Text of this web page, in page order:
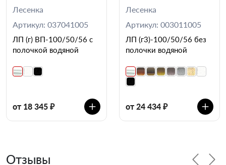
Лесенка
Артикул: 037041005
ЛП (г) ВП-100/50/56 с
полочкой водяной
от 18 345 ₽
Лесенка
Артикул: 003011005
ЛП (г3)-100/50/56 без
полочки водяной
от 24 434 ₽
Отзывы